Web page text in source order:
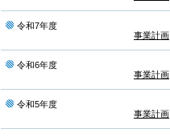
令和7年度
事業計画
令和6年度
事業計画
令和5年度
事業計画